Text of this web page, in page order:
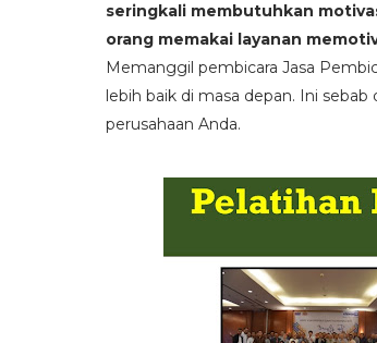
seringkali membutuhkan
orang memakai layanan
Memanggil pembicara Jasa
lebih baik di masa depan. Ini
perusahaan Anda.